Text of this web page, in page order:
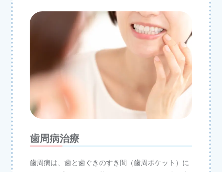
歯周病治療
歯周病は、歯と歯ぐきのすき間（歯周ポケット）に